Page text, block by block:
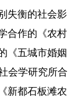
失衡的社会影
合作的《农村
《五城市婚姻
会学研究所合
新都石板滩农